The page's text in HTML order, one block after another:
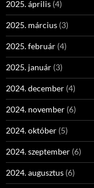
2025. április (4)
2025. március (3)
2025. február (4)
2025. január (3)
2024. december (4)
2024. november (6)
2024. október (5)
2024. szeptember (6)
2024. augusztus (6)